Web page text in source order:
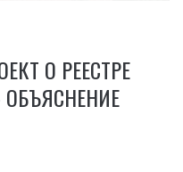
О РЕЕСТРЕ